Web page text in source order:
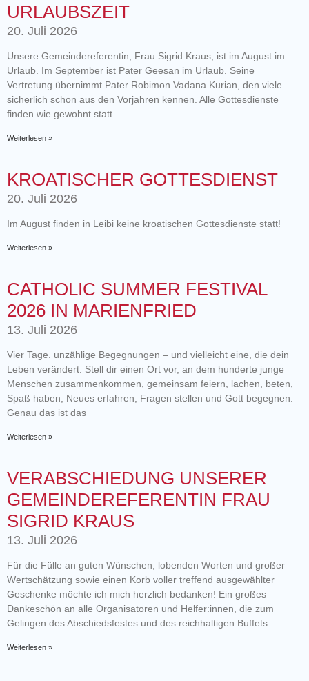
URLAUBSZEIT
20. Juli 2026
Unsere Gemeindereferentin, Frau Sigrid Kraus, ist im August im
Urlaub. Im September ist Pater Geesan im Urlaub. Seine
Vertretung übernimmt Pater Robimon Vadana Kurian, den viele
sicherlich schon aus den Vorjahren kennen. Alle Gottesdienste
finden wie gewohnt statt.
Weiterlesen »
KROATISCHER GOTTESDIENST
20. Juli 2026
Im August finden in Leibi keine kroatischen Gottesdienste statt!
Weiterlesen »
CATHOLIC SUMMER FESTIVAL
2026 IN MARIENFRIED
13. Juli 2026
Vier Tage. unzählige Begegnungen – und vielleicht eine, die dein
Leben verändert. Stell dir einen Ort vor, an dem hunderte junge
Menschen zusammenkommen, gemeinsam feiern, lachen, beten,
Spaß haben, Neues erfahren, Fragen stellen und Gott begegnen.
Genau das ist das
Weiterlesen »
VERABSCHIEDUNG UNSERER
GEMEINDEREFERENTIN FRAU
SIGRID KRAUS
13. Juli 2026
Für die Fülle an guten Wünschen, lobenden Worten und großer
Wertschätzung sowie einen Korb voller treffend ausgewählter
Geschenke möchte ich mich herzlich bedanken! Ein großes
Dankeschön an alle Organisatoren und Helfer:innen, die zum
Gelingen des Abschiedsfestes und des reichhaltigen Buffets
Weiterlesen »